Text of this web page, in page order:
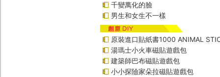
千變萬化的臉
男生和女生不一樣
原裝進口貼紙書1000 ANIMAL
湯瑪士小火車磁貼遊戲包
建築師巴布磁貼遊戲包
小小探險家朵拉磁貼遊戲包